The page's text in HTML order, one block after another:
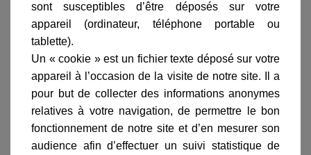
Informations produit
marque
livraison
gamme complète
sont susceptibles d’être déposés sur votre
appareil (ordinateur, téléphone portable ou
tablette).
Un « cookie » est un fichier texte déposé sur votre
appareil à l’occasion de la visite de notre site. Il a
pour but de collecter des informations anonymes
relatives à votre navigation, de permettre le bon
fonctionnement de notre site et d’en mesurer son
audience afin d’effectuer un suivi statistique de